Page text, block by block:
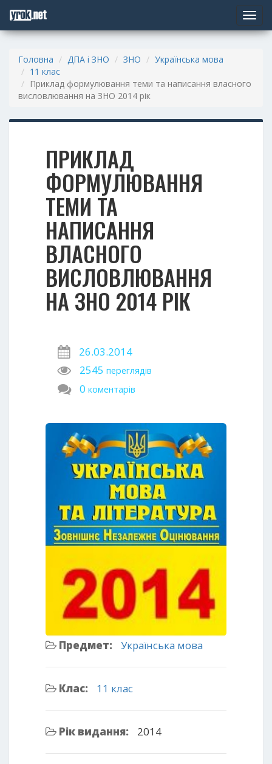
Toggle
Головна ДПА і ЗНО ЗНО
Українська мова
11 клас
Приклад формулювання теми та написання власного
висловлювання на ЗНО 2014 рік
ПРИКЛАД
ФОРМУЛЮВАННЯ
ТЕМИ ТА
НАПИСАННЯ
ВЛАСНОГО
ВИСЛОВЛЮВАННЯ
НА ЗНО 2014 РІК
26.03.2014
2545 переглядів
0 коментарів
Предмет: Українська мова
Клас: 11 клас
Рік видання: 2014